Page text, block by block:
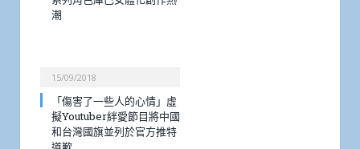
潮
15/09/2018
「傷害了一些人的心情」虛
擬Youtuber絆愛節目將中國
和台灣國旗並列於官方推特